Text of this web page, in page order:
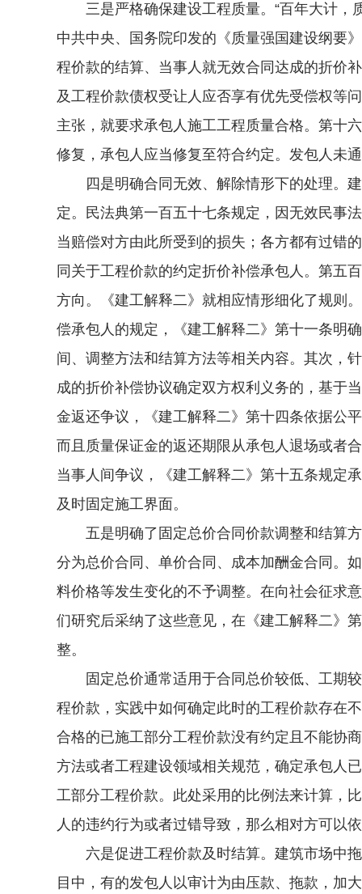
三是严格确保建设工程质量。“百年大计，
中共中央、国务院印发的《质量强国建设纲要
程价款的结算、当事人就无效合同达成的折价
及工程价款债权受让人应否享有优先受偿权等
主张，就要求承包人施工工程质量合格。第十
修复，承包人应当修复至符合约定。发包人未
四是明确合同无效、解除情形下的处理。建
定。民法典第一百五十七条规定，因无效民事
当赔偿对方由此所受到的损失；各方都有过错
同关于工程价款的约定折价补偿承包人。第五
方向。《建工解释二》就相应情形细化了规则
偿承包人的规定，《建工解释二》第十一条明
间、调整方法和结算方法等相关内容。其次，
成的折价补偿协议确定双方权利义务的，基于
金返还争议，《建工解释二》第十四条依据公
而且质量保证金的返还期限从承包人退场或者
当事人间争议，《建工解释二》第十五条规定
及时固定施工界面。
五是明确了固定总价合同价款调整和结算方
分为总价合同、单价合同、成本加酬金合同。
料价格等发生变化的不予调整。在向社会征求
们研究后采纳了这些意见，在《建工解释二》
整。
固定总价通常适用于合同总价较低、工期较
程价款，实践中如何确定此时的工程价款存在
合格的已施工部分工程价款没有约定且不能协
方法或者工程建设领域相关规范，确定承包人
工部分工程价款。此处采用的比例法来计算，
人的违约行为或者过错导致，那么相对方可以
六是促进工程价款及时结算。建筑市场中拖
目中，有的发包人以审计为由压款、拖款，加